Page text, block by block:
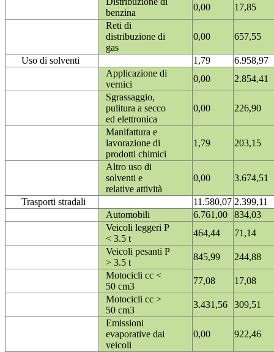
benzina
0,00
17,85
Reti di
distribuzione di
gas
0,00 657,55
Uso di solventi 1,79
6.958,97
Applicazione di
vernici
0,00
2.854,41
Sgrassaggio,
pulitura a secco
ed elettronica
0,00 226,90
Manifattura e
lavorazione di
prodotti chimici
1,79 203,15
Altro uso di
solventi e
relative attività
0,00 3.674,51
Trasporti stradali 11.580,07 2.399,11
Automobili
6.761,00
834,03
Veicoli leggeri P
< 3.5 t
464,44
71,14
Veicoli pesanti P
> 3.5 t
845,99
244,88
Motocicli cc <
50 cm3
77,08
17,08
Motocicli cc >
50 cm3
3.431,56
309,51
Emissioni
evaporative dai
veicoli
0,00 922,46